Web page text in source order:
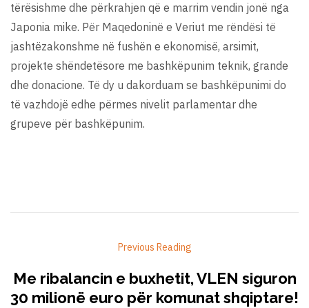
tërësishme dhe përkrahjen që e marrim vendin jonë nga
Japonia mike. Për Maqedoninë e Veriut me rëndësi të
jashtëzakonshme në fushën e ekonomisë, arsimit,
projekte shëndetësore me bashkëpunim teknik, grande
dhe donacione. Të dy u dakorduam se bashkëpunimi do
të vazhdojë edhe përmes nivelit parlamentar dhe
grupeve për bashkëpunim.
Previous Reading
Me ribalancin e buxhetit, VLEN siguron
30 milionë euro për komunat shqiptare!